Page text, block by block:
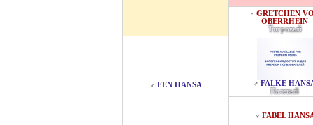
♀ GRETCHEN
OBERRHEIN
Тигровый
♂ FEN HANSA ♂ FALKE
Палевый
♀ FABEL